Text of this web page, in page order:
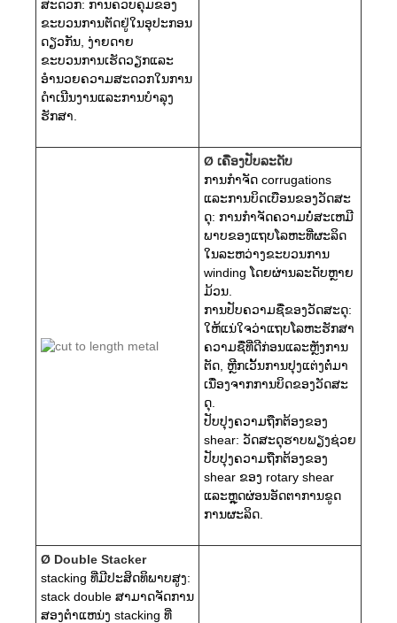
ສະດວກ: ການຄວບຄຸມຂອງ
ຂະບວນການຕັດຢູ່ໃນອຸປະກອນ
ດຽວກັນ, ງ່າຍດາຍ
ຂະບວນການເຮັດວຽກແລະ
ອໍານວຍຄວາມສະດວກໃນການ
ດໍາເນີນງານແລະການບໍາລຸງ
ຮັກສາ.
Ø ເຄື່ອງປັບລະດັບ
ການກໍາຈັດ corrugations
ແລະການບິດເບືອນຂອງວັດສະ
ດຸ: ການກໍາຈັດຄວາມບໍ່ສະເຫມີ
ພາບຂອງແຖບໂລຫະທີ່ຜະລິດ
ໃນລະຫວ່າງຂະບວນການ
winding ໂດຍຜ່ານລະດັບຫຼາຍ
ມ້ວນ.
ການປັບຄວາມຊື່ຂອງວັດສະດຸ:
ໃຫ້ແນ່ໃຈວ່າແຖບໂລຫະຮັກສາ
ຄວາມຊື່ທີ່ດີກ່ອນແລະຫຼັງການ
ຕັດ, ຫຼີກເວັ້ນການປຸງແຕ່ງຕໍ່ມາ
ເນື່ອງຈາກການບິດຂອງວັດສະ
ດຸ.
ປັບປຸງຄວາມຖືກຕ້ອງຂອງ
shear: ວັດສະດຸຮາບພຽງຊ່ວຍ
ປັບປຸງຄວາມຖືກຕ້ອງຂອງ
shear ຂອງ rotary shear
ແລະຫຼຸດຜ່ອນອັດຕາການຂູດ
ການຜະລິດ.
Ø Double Stacker
stacking ທີ່ມີປະສິດທິພາບສູງ:
stack double ສາມາດຈັດການ
ສອງຕໍາແຫນ່ງ stacking ທີ່